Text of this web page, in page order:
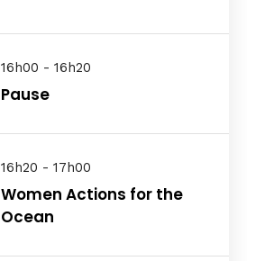
16h00 - 16h20
Pause
16h20 - 17h00
Women Actions for the
Ocean